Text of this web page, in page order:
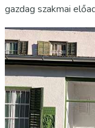
gazdag szakmai